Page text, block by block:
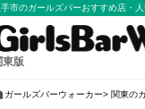
市のガールズバーおすすめ店・
東版
ガールズバーウォーカー 関東の